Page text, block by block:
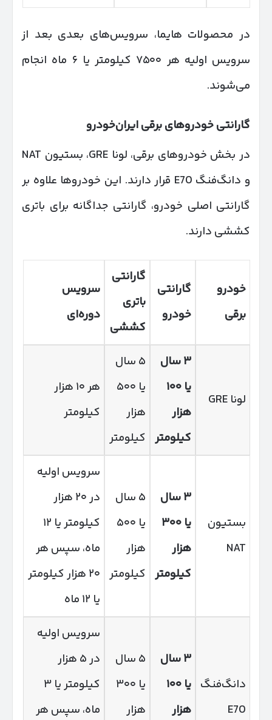
در محصولات هایما، سرویس‌های بعدی بعد از
سرویس اولیه هر ۷۵۰۰ کیلومتر یا ۶ ماه انجام
می‌شوند.
گارانتی خودروهای برقی ایران‌خودرو
در بخش خودروهای برقی، لونا GRE، بستیون NAT
و دانگ‌فنگ E70 قرار دارند. این خودروها علاوه بر
گارانتی اصلی خودرو، گارانتی جداگانه برای باتری
کششی دارند.
خودرو
برقی
گارانتی
خودرو
گارانتی
باتری
کششی
سرویس
دوره‌ای
لونا GRE
۳سال
یا۱۰۰
هزار
کیلومتر
۵ سال
یا ۵۰۰
هزار
کیلومتر
هر ۱۰ هزار
کیلومتر
بستیون
NAT
۳سال
یا۳۰۰
هزار
کیلومتر
۵ سال
یا ۵۰۰
هزار
کیلومتر
سرویس اولیه
در ۲۰ هزار
کیلومتر یا ۱۲
ماه، سپس هر
۲۰ هزار کیلومتر
یا ۱۲ ماه
دانگ‌فنگ
E70
۳سال
یا۱۰۰
هزار
۵ سال
یا ۳۰۰
هزار
سرویس اولیه
در ۵ هزار
کیلومتر یا ۳
ماه، سپس هر